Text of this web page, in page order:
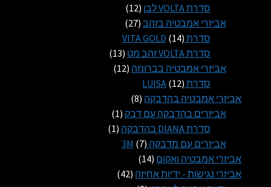
מוצרים סדרת VOLTA לבן 12
12
מוצרים
אביזרי אמבטיה בזהב 27
27
מוצרים
סדרת VITA GOLD 14
14
מוצרים סדרת VOLTA זהב מט 13
13
אביזרי אמבטיה בברונזה 12
12
סדרת LUISA 12
12
מוצרים
אביזרי אמבטיה בהדבקה 8
8
מוצריםאביזרים בהדבקה עם דבק 1מוצר
1
סדרת DIANA בהדבקה 1מוצר
אביזרים עם מדבקה 3M 7
7
מוצרים
אביזרי אמבטיה ואקום 14
14
מוצריםאביזרי נגישות - ידיות אחיזה 42
42